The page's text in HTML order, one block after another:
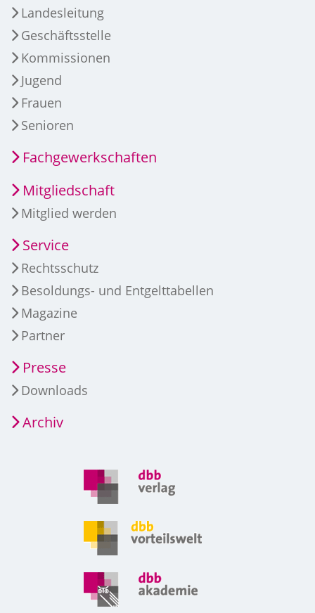
Landesleitung
Geschäftsstelle
Kommissionen
Jugend
Frauen
Senioren
Fachgewerkschaften
Mitgliedschaft
Mitglied werden
Service
Rechtsschutz
Besoldungs- und Entgelttabellen
Magazine
Partner
Presse
Downloads
Archiv